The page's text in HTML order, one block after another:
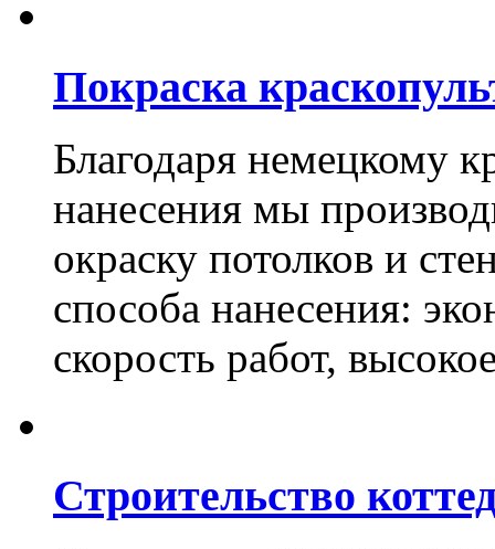
Покраска
Благодаря немецкому
нанесения мы
окраску потолков и
способа нанесения:
скорость работ,
Строительство